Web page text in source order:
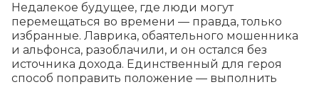
Недалекое будущее, где люди могут
перемещаться во времени — правда, только
избранные. Лаврика, обаятельного мошенника
и альфонса, разоблачили, и он остался без
источника дохода. Единственный для героя
способ поправить положение — выполнить